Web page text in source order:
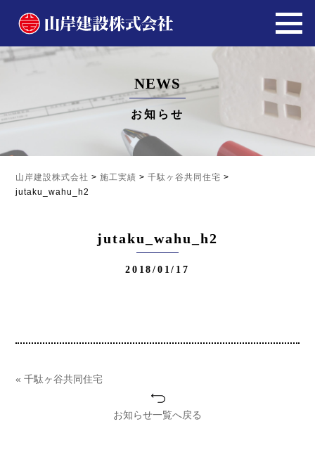
NEWS
お知らせ
山岸建設株式会社 >施工実績 >千駄ヶ谷共同住宅 >
jutaku_wahu_h2
jutaku_wahu_h2
2018/01/17
« 千駄ヶ谷共同住宅
お知らせ一覧へ戻る